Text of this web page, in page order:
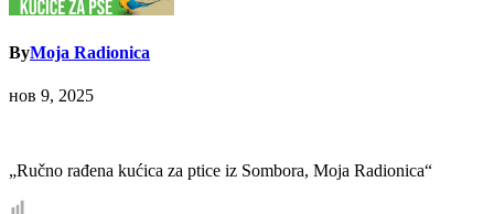
ByMoja Radionica
нов 9, 2025
„Ručno rađena kućica za ptice iz Sombora, Moja Radionica“